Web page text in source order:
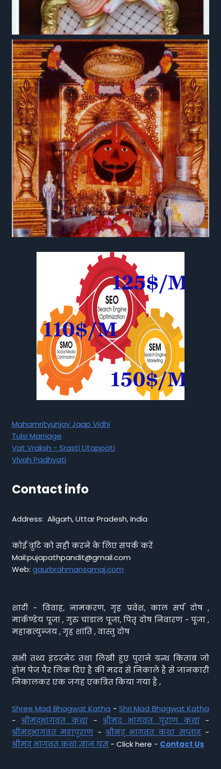
Mahamrityunjay Jaap Vidhi
Tulsi Marriage
Vat Vraksh - Srasti Utappati
Vivah Padhyati
Contact info
Address: Aligarh, Uttar Pradesh, India
कोई त्रुटि को सही करने के लिए संपर्क करें
Mail:pujapathpandit@gmail.com
Web: gaurbrahmansamaj.com
शादी - विवाह, नामकरण, गृह प्रवेश, काल सर्प दोष ,
मार्कण्डेय पूजा , गुरु चांडाल पूजा, पितृ दोष निवारण - पूजा ,
महाम्रत्युन्जय , गृह शांति , वास्तु दोष
सभी तथ्य इंटरनेट तथा लिखी हुए पुराने ग्रन्थ किताब जो
होम पेज पैर लिंक दिए है की मदद से निकाले है से जानकारी
निकालकर एक जगह एकत्रित किया गया है ,
Shree Mad Bhagwat Katha - Shri Mad Bhagwat Katha
- श्रीमद्भागवत कथा- श्रीमद भागवत पुराण कथा-
श्रीमद्भागवत महापुराण - श्रीमद् भागवत कथा सप्ताह-
श्रीमद् भागवत कथा ज्ञान यज्ञ - Click here - Contact Us